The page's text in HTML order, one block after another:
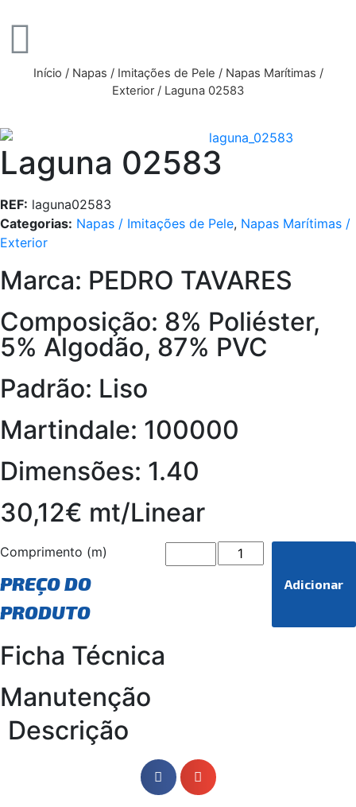
Início / Napas / Imitações de Pele / Napas Marítimas /
Exterior/ Laguna 02583
Laguna 02583
REF: laguna02583
Categorias: Napas / Imitações de Pele, Napas Marítimas /
Exterior
Marca: PEDRO TAVARES
Composição: 8% Poliéster,
5% Algodão, 87% PVC
Padrão: Liso
Martindale: 100000
Dimensões: 1.40
30,12€ mt/Linear
Comprimento (m)
PREÇO DO
PRODUTO
Adicionar
Ficha Técnica
Manutenção
Descrição